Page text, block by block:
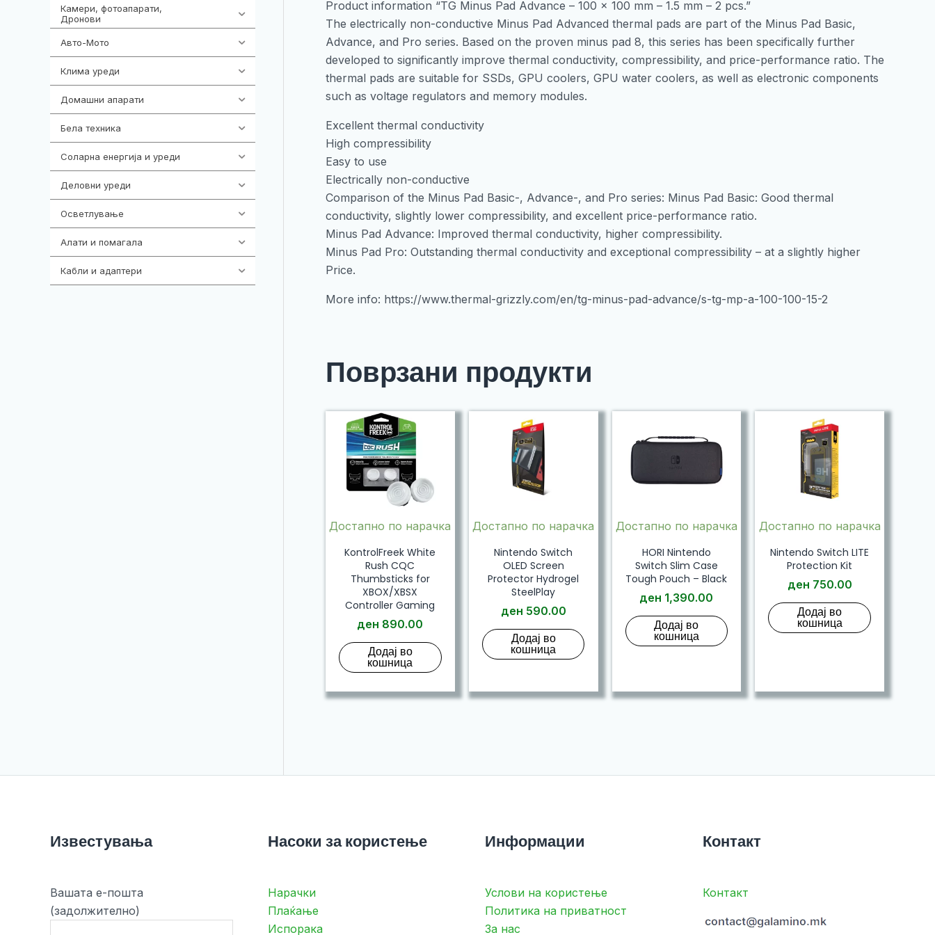
Камери, фотоапарати,
Дронови
Авто-Мото
Клима уреди
Домашни апарати
Бела техника
Соларна енергија и уреди
Деловни уреди
Осветлување
Алати и помагала
Кабли и адаптери
2pcs
количина
Product information “TG Minus Pad Advance – 100 x 100 mm – 1.5 mm – 2 pcs.”
The electrically non-conductive Minus Pad Advanced thermal pads are part of the Minus Pad Basic,
Advance, and Pro series. Based on the proven minus pad 8, this series has been specifically further
developed to significantly improve thermal conductivity, compressibility, and price-performance ratio. The
thermal pads are suitable for SSDs, GPU coolers, GPU water coolers, as well as electronic components
such as voltage regulators and memory modules.
Excellent thermal conductivity
High compressibility
Easy to use
Electrically non-conductive
Comparison of the Minus Pad Basic-, Advance-, and Pro series: Minus Pad Basic: Good thermal
conductivity, slightly lower compressibility, and excellent price-performance ratio.
Minus Pad Advance: Improved thermal conductivity, higher compressibility.
Minus Pad Pro: Outstanding thermal conductivity and exceptional compressibility – at a slightly higher
Price.
More info: https://www.thermal-grizzly.com/en/tg-minus-pad-advance/s-tg-mp-a-100-100-15-2
Поврзани продукти
Достапно по нарачка
KontrolFreek White
Rush CQC
Thumbsticks for
XBOX/XBSX
Controller Gaming
ден 890.00
Додај во
кошница
Достапно по нарачка
Nintendo Switch
OLED Screen
Protector Hydrogel
SteelPlay
ден 590.00
Додај во
кошница
Достапно по нарачка
HORI Nintendo
Switch Slim Case
Tough Pouch – Black
ден 1,390.00
Додај во
кошница
Достапно по нарачка
Nintendo Switch LITE
Protection Kit
ден 750.00
Додај во
кошница
Известувања
Вашата е-пошта
(задолжително)
Насоки за користење
Нарачки
Плаќање
Испорака
Информации
Услови на користење
Политика на приватност
За нас
Контакт
Контакт